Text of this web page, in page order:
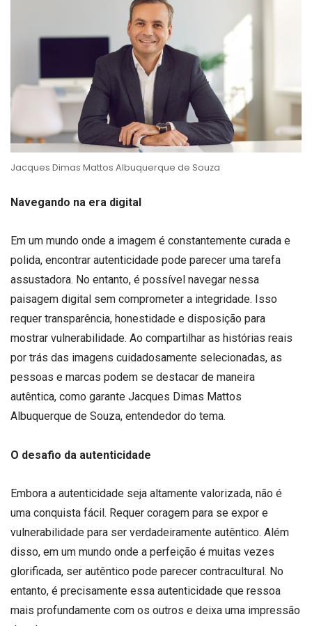
Jacques Dimas Mattos Albuquerque de Souza
Navegando na era digital
Em um mundo onde a imagem é constantemente curada e
polida, encontrar autenticidade pode parecer uma tarefa
assustadora. No entanto, é possível navegar nessa
paisagem digital sem comprometer a integridade. Isso
requer transparência, honestidade e disposição para
mostrar vulnerabilidade. Ao compartilhar as histórias reais
por trás das imagens cuidadosamente selecionadas, as
pessoas e marcas podem se destacar de maneira
autêntica, como garante Jacques Dimas Mattos
Albuquerque de Souza, entendedor do tema.
O desafio da autenticidade
Embora a autenticidade seja altamente valorizada, não é
uma conquista fácil. Requer coragem para se expor e
vulnerabilidade para ser verdadeiramente autêntico. Além
disso, em um mundo onde a perfeição é muitas vezes
glorificada, ser autêntico pode parecer contracultural. No
entanto, é precisamente essa autenticidade que ressoa
mais profundamente com os outros e deixa uma impressão